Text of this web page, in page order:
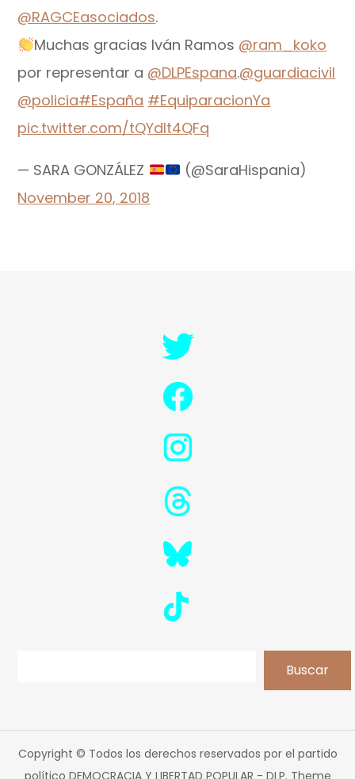
@RAGCEasociados.
Muchas gracias Iván Ramos @ram_koko
por representar a @DLPEspana.@guardiacivil
@policia#España #EquiparacionYa
pic.twitter.com/tQYdlt4QFq
— SARA GONZÁLEZ
(@SaraHispania)
November 20, 2018
Buscar
Copyright © Todos los derechos reservados por el partido
político DEMOCRACIA Y LIBERTAD POPULAR - DLP. Theme